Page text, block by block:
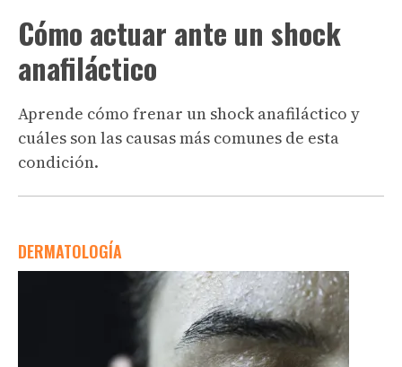
Cómo actuar ante un shock
anafiláctico
Aprende cómo frenar un shock anafiláctico y
cuáles son las causas más comunes de esta
condición.
DERMATOLOGÍA